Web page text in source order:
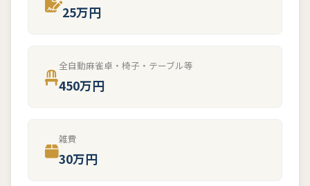
25万円
全自動麻雀卓・椅子・テーブル等
450万円
雑費
30万円